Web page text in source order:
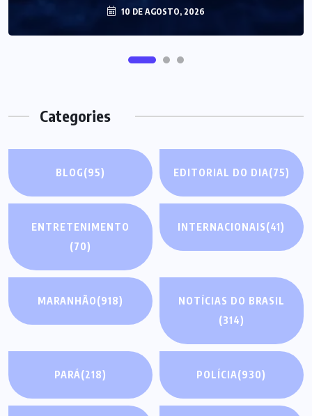
10 DE AGOSTO, 2026
Categories
BLOG(95) EDITORIAL DO DIA(75)
ENTRETENIMENTO
(70)
INTERNACIONAIS(41)
MARANHÃO(918)
NOTÍCIAS DO BRASIL
(314)
PARÁ(218) POLÍCIA(930)